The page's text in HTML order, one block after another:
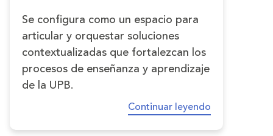
Se configura como un espacio para
articular y orquestar soluciones
contextualizadas que fortalezcan los
procesos de enseñanza y aprendizaje
de la UPB.
Continuar leyendo